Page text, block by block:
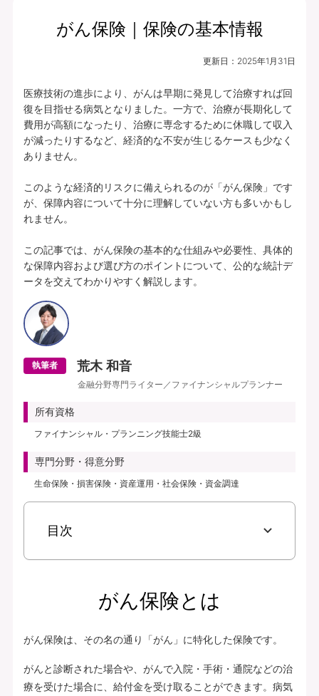
月払保険料 保険期間
プランの中身を見る
所定の理由に該当されたとき、複数種類の
一時給付金をそれぞれお支払いします（そ
各特定疾病それぞれ、初回のお支払金額を
上乗せしてお支払いすることができます。
【特定３疾病Bプラン(25)】特定３疾病保障型(Ⅰ型) | 基本給付金額：50万円 |
初回上乗せ基本給付金額：0円 | 特定３疾病保険料払込免除特約(25)(Ⅰ型) ：付
加 | 保険期間：終身 | 保険料払込期間：終身 | 募集文書番号：HP-M353-772-
26019317(2025.12.16)
無料で相談予約
がん保険｜保険の基本情報
更新日： 2025年1月31日
医療技術の進歩により、がんは早期に発見して治療すれば回
復を目指せる病気となりました。一方で、治療が長期化して
費用が高額になったり、治療に専念するために休職して収入
が減ったりするなど、経済的な不安が生じるケースも少なく
ありません。
このような経済的リスクに備えられるのが「がん保険」です
が、保障内容について十分に理解していない方も多いかもし
れません。
この記事では、がん保険の基本的な仕組みや必要性、具体的
な保障内容および選び方のポイントについて、公的な統計デ
ータを交えてわかりやすく解説します。
執筆者 荒木 和音
金融分野専門ライター／ファイナンシャルプランナー
所有資格
ファイナンシャル・プランニング技能士2級
専門分野・得意分野
生命保険・損害保険・資産運用・社会保険・資金調達
目次
がん保険とは
がん保険は、その名の通り「がん」に特化した保険です。
がんと診断された場合や、がんで入院・手術・通院などの治
療を受けた場合に、給付金を受け取ることができます。病気